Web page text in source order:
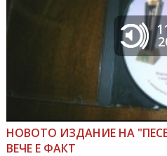
НОВОТО ИЗДАНИЕ НА
ВЕЧЕ Е ФАКТ